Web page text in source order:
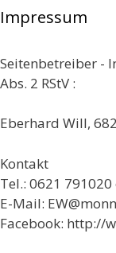
Impressum
Seitenbetreiber -
Abs. 2 RStV :
Eberhard Will,
Kontakt
Tel.: 0621
E-Mail:
Facebook: http://